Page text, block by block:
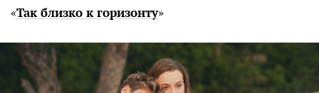
«Так близко к горизонту»